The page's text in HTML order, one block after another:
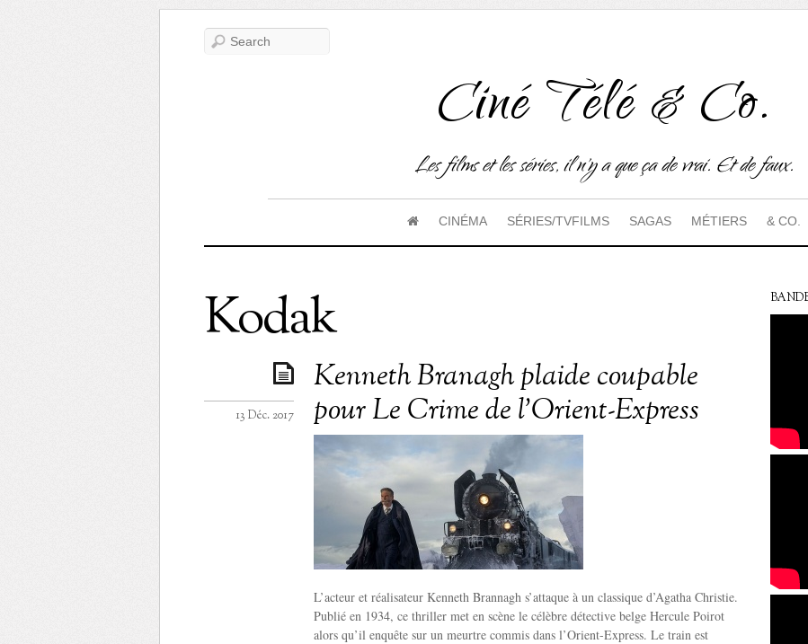
Ciné Télé & Co.
Les films et les séries, il n'y a que ça de vrai. Et de faux.
CINÉMA SÉRIES/TVFILMS SAGAS MÉTIERS & CO.
Kodak
Kenneth Branagh plaide coupable
pour Le Crime de l’Orient-Express
13 Déc. 2017
L’acteur et réalisateur Kenneth Brannagh s’attaque à un classique d’Agatha Christie.
Publié en 1934, ce thriller met en scène le célèbre détective belge Hercule Poirot
alors qu’il enquête sur un meurtre commis dans l’Orient-Express. Le train est